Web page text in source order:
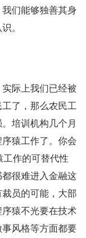
们能够独善其身
。
际上我们已经被
了，那么农民工
培训机构几个月
猿工作了。你会
作的可替代性
很难进入金融这
员的可能，大部
猿不光要在技术
风格等方面都要